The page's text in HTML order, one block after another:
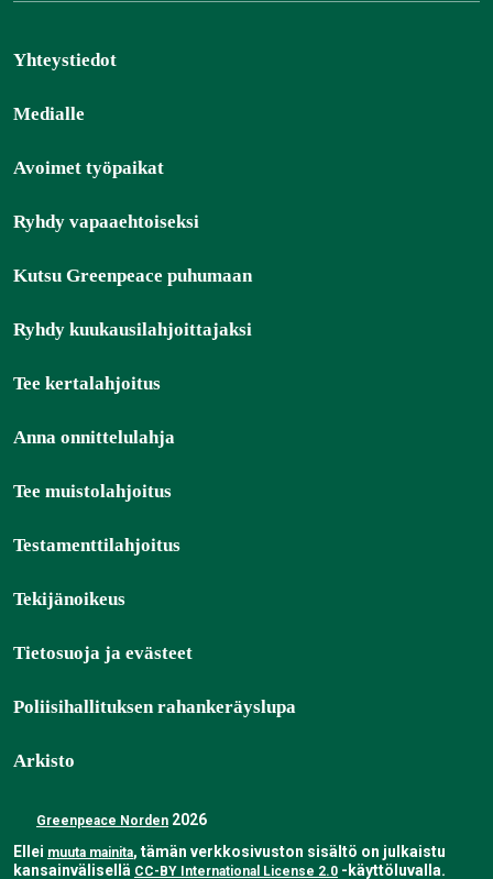
Yhteystiedot
Medialle
Avoimet työpaikat
Ryhdy vapaaehtoiseksi
Kutsu Greenpeace puhumaan
Ryhdy kuukausilahjoittajaksi
Tee kertalahjoitus
Anna onnittelulahja
Tee muistolahjoitus
Testamenttilahjoitus
Tekijänoikeus
Tietosuoja ja evästeet
Poliisihallituksen rahankeräyslupa
Arkisto
Greenpeace Norden 2026
Ellei muuta mainita, tämän verkkosivuston sisältö on julkaistu
kansainvälisellä CC-BY International License 2.0 -käyttöluvalla.